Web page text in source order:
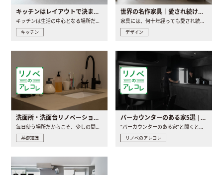
キッチンはレイアウトで決まる。後悔しないための考え方と選び方
キッチンは生活の中心となる場所だからこそ、家の中のどこに置..
キッチン
世界の名作家具｜愛され続ける理由と一生モノとの出会い方
家具には、何十年経っても愛され続ける「名作」と呼ばれるもの..
デザイン
洗面所・洗面台リノベーションの事例と間取りアイデア
毎日使う場所だからこそ、少しの間取りの工夫や素材の選び方で..
基礎知識
バーカウンターのある家5選 | 日常に馴染む“距離の近い”キッチンとは
“バーカウンターのある家”と聞くと、少し特別な、大人のための..
リノベのアレコレ